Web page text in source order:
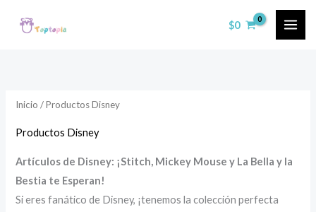
$0
Inicio / Productos Disney
Productos Disney
Artículos de Disney: ¡Stitch, Mickey Mouse y La Bella y la
Bestia te Esperan!
Si eres fanático de Disney, ¡tenemos la colección perfecta